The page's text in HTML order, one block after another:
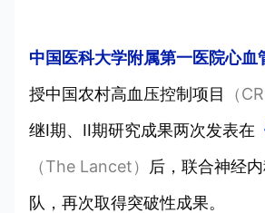
中国医科大学附属第一医院心血
授中国农村高血压控制项目
（
继I期、II期研究成果两次发表在
（The Lancet） 后，联合神经
队，再次取得突破性成果。